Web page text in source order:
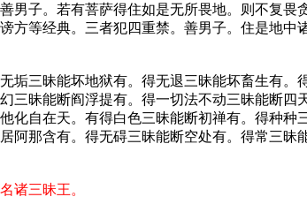
男子。若有菩萨得住如是无所畏地。则不复
方等经典。三者犯四重禁。善男子。住是地
垢三昧能坏地狱有。得无退三昧能坏畜生有
昧能断阎浮提有。得一切法不动三昧能断四
自在天。有得白色三昧能断初禅有。得种种
阿那含有。得无碍三昧能断空处有。得常三
诸三昧王。